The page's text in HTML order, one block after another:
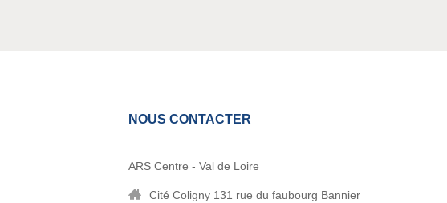
NOUS CONTACTER
ARS Centre - Val de Loire
Cité Coligny 131 rue du faubourg Bannier